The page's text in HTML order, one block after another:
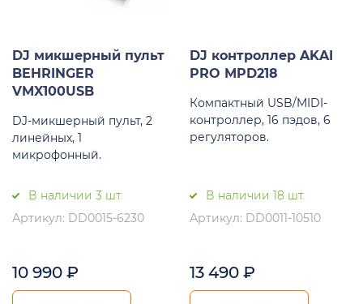
DJ микшерный пульт
BEHRINGER
VMX100USB
DJ-микшерный пульт, 2
линейных, 1
микрофонный.
В наличии 3 шт.
Артикул: DD0015-6230
10 990 ₽
DJ контроллер AKAI
PRO MPD218
Компактный USB/MIDI-
контроллер, 16 пэдов, 6
регуляторов.
В наличии 18 шт.
Артикул: DD0011-10510
13 490 ₽